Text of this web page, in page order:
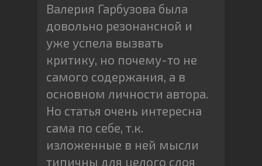
Валерия Гарбузова была
довольно резонансной и
уже успела вызвать
критику, но почему-то не
самого содержания, а в
основном личности автора.
Но статья очень интересна
сама по себе, т.к.
изложенные в ней мысли
типичны для целого слоя